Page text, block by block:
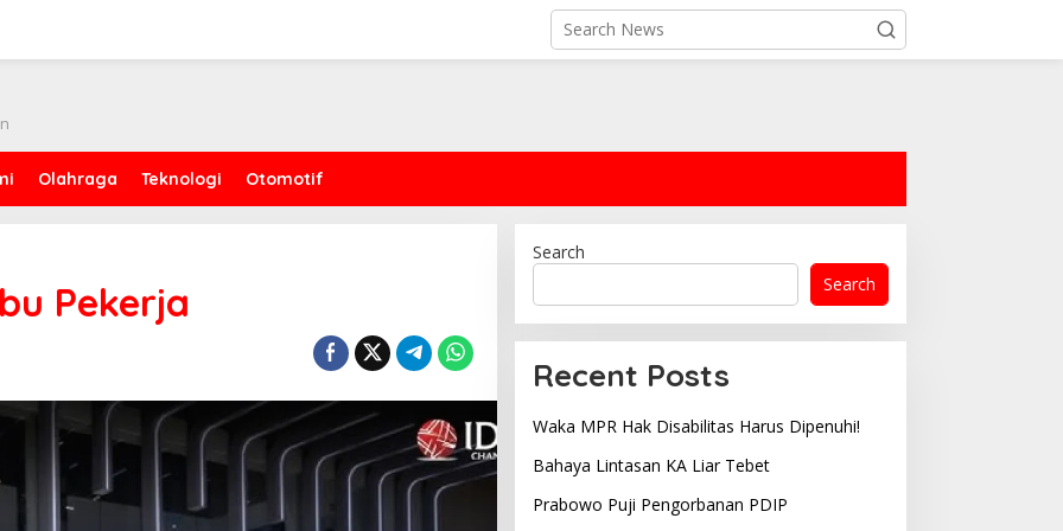
Olahraga Teknologi Otomotif
Pekerja
Search
Search
Recent Posts
Waka MPR Hak Disabilitas Harus Dipenuhi!
Bahaya Lintasan KA Liar Tebet
Prabowo Puji Pengorbanan PDIP